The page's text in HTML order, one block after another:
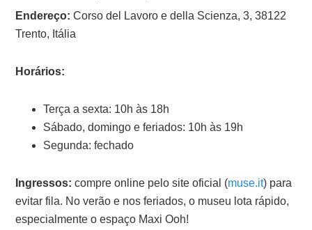
Endereço: Corso del Lavoro e della Scienza, 3, 38122
Trento, Itália
Horários:
Terça a sexta: 10h às 18h
Sábado, domingo e feriados: 10h às 19h
Segunda: fechado
Ingressos: compre online pelo site oficial (muse.it) para
evitar fila. No verão e nos feriados, o museu lota rápido,
especialmente o espaço Maxi Ooh!